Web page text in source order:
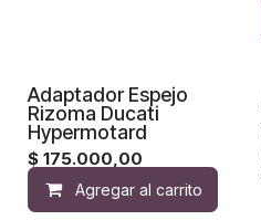
Adaptador Espejo
Rizoma Ducati
Hypermotard
$ 175.000,00
Agregar al carrito